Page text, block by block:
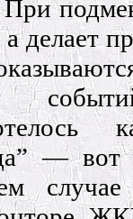
При
делает
— вот